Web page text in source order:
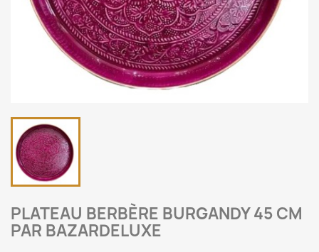
PLATEAU BERBÈRE BURGANDY 45 CM
PAR BAZARDELUXE